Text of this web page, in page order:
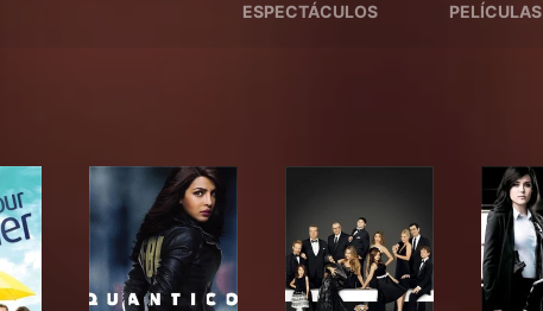
ESPECTÁCULOS PELÍCULAS